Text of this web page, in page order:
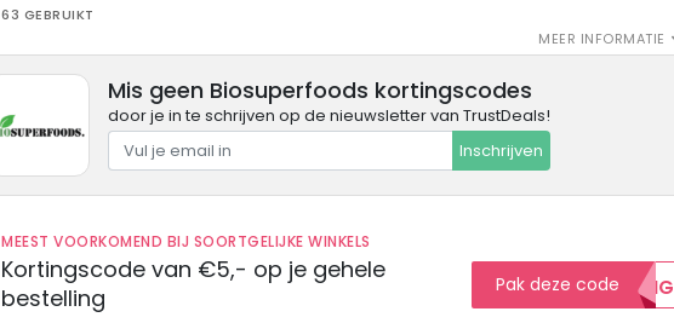
63 GEBRUIKT
MEER INFORMATIE
Mis geen Biosuperfoods kortingscodes
door je in te schrijven op de nieuwsletter van TrustDeals!
Inschrijven
MEEST VOORKOMEND BIJ SOORTGELIJKE WINKELS
Kortingscode van €5,- op je gehele
bestelling
Pak deze code5KORTING